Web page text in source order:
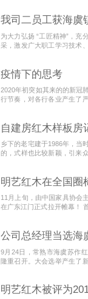
则，把诚信经营作为企业的
签订过程中和客户充分沟通
切实维护和保障客户及公司
为大力弘扬 “工匠精神”，充
采，激发广大职工学习技术
在全镇各基层工会中开展了
推荐，镇总工会和镇科协审
匠”及海虞镇“优秀工匠”多人
首届“十佳工匠”称号，公司...
疫情下的思考
2020年初突如其来的的新冠
行节奏，对各行各业产生了
发展，生产企业从几百家发
开。以前使用者非富即贵，
着市场的无序发展和产品的
行及政府对环保、消防、安
自建房红木样板房
乡下的老宅建于1986年，当
的，式样也比较新颖，引来
里，房间十分宽敞，倍感舒
了公寓房，好好地装修了
了，就当作婚房，婚后就一
就不去住了，做过自家工厂
明艺红木在全国圈
11月上旬，由中国家具协会
在广东江门正式拉开帷幕！
作工匠大赛吸引全国数百
选，共有60多套的作品入围
事长朱长岭，中国家具协会
会会长王克，大江镇党委书
炳亮，评委会专家成员陈宝
吴智慧、李兴畅、邓雪松等
9月24日，常熟市海虞苏作
隆重召开。大会选举产生了
副会长、正副秘书长，聘请
总经理汤志国被选为常熟市
理事会副会长兼秘书长。 在